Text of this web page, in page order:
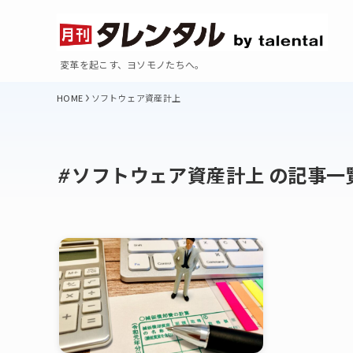
変革を起こす、ヨソモノたちへ。
ソフトウェア資産計上
ソフトウェア資産計上 の記事一